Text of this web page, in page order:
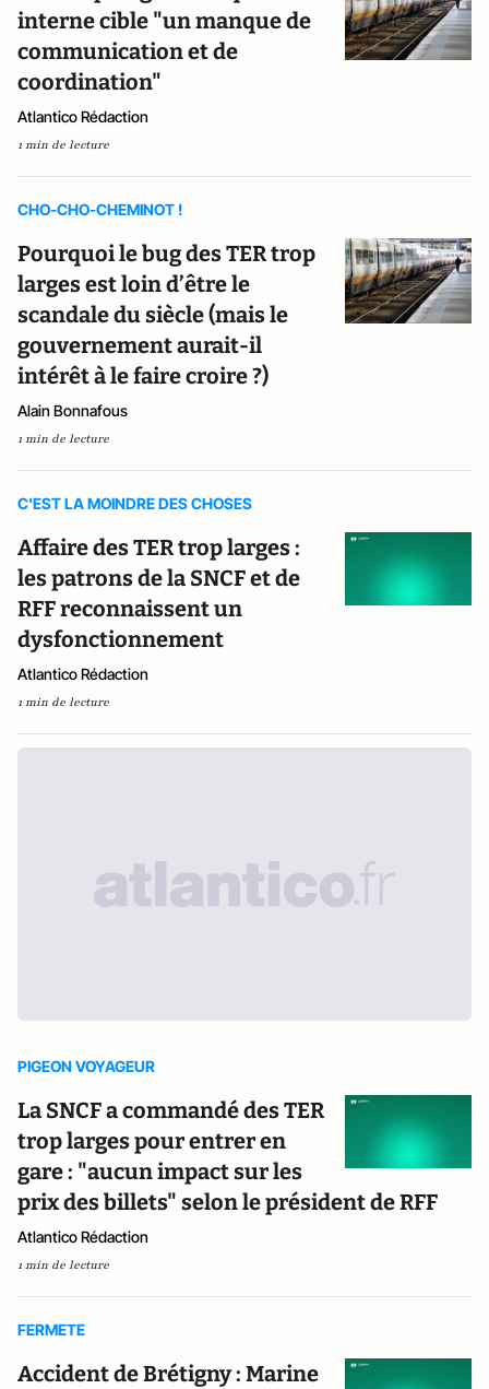
interne cible "un manque de
communication et de
coordination"
Atlantico Rédaction
1 min de lecture
CHO-CHO-CHEMINOT !
Pourquoi le bug des TER trop
larges est loin d’être le
scandale du siècle (mais le
gouvernement aurait-il
intérêt à le faire croire ?)
Alain Bonnafous
1 min de lecture
C'EST LA MOINDRE DES CHOSES
Affaire des TER trop larges :
les patrons de la SNCF et de
RFF reconnaissent un
dysfonctionnement
Atlantico Rédaction
1 min de lecture
PIGEON VOYAGEUR
La SNCF a commandé des TER
trop larges pour entrer en
gare : "aucun impact sur les
prix des billets" selon le président de RFF
Atlantico Rédaction
1 min de lecture
FERMETE
Accident de Brétigny : Marine